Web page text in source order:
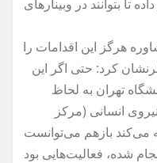
تا بتوانند در وبینارهای
هرگز این اقدامات را
کرد: حتی اگر این
تهران به لحاظ
انسانی (مرکز
می‌کند بازهم می‌توانست
شده، فعالیت‌هایی بود